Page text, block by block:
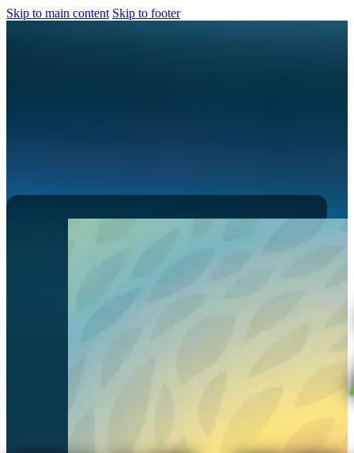
Skip to main content Skip to footer